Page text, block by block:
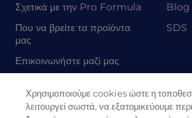
Σχετικά με την Pro Formula
Που να βρείτε τα προϊόντα
μας
Επικοινωνήστε μαζί μας
Blog
SDS
Νομικοί πόροι
Χρησιμοποιούμε cookies ώστε η
λειτουργεί σωστά, να εξατομικεύουμε